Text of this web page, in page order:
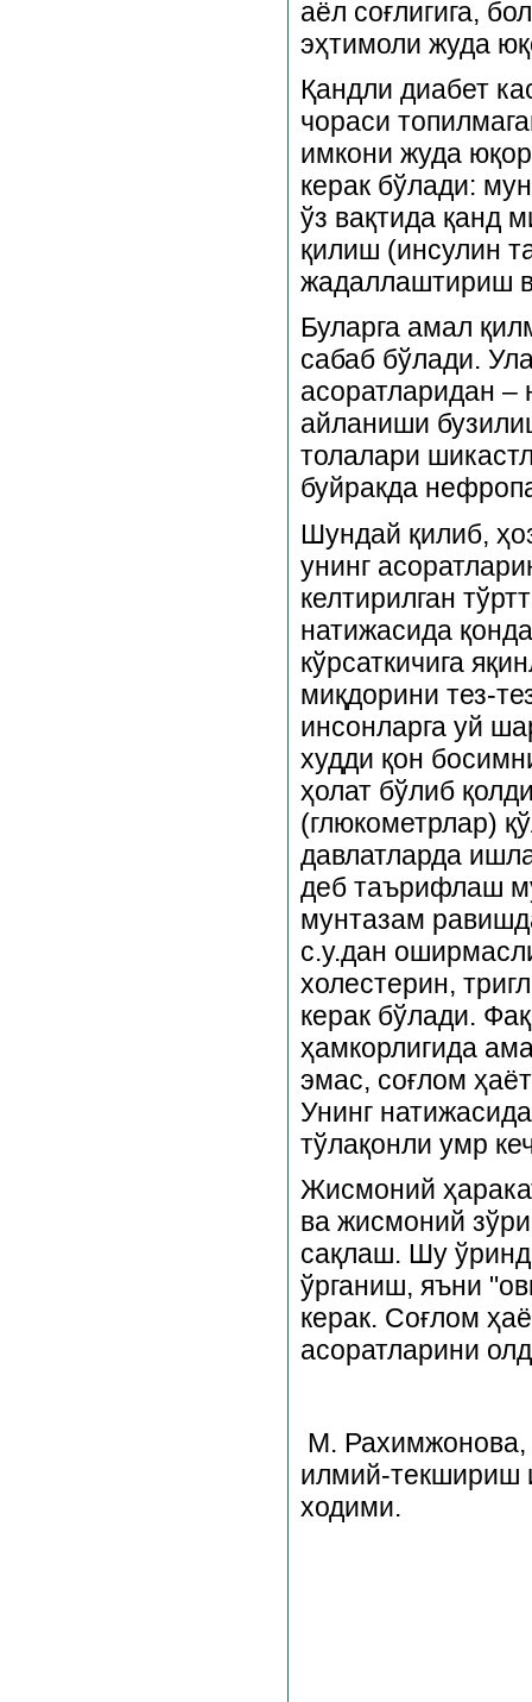
аёл соғлигига,
эҳтимоли жуда
Қандли диабет
чораси
имкони жуда
керак бўлади:
ўз вақтида қанд
қилиш (инсулин
жадаллаштириш
Буларга амал
сабаб бўлади.
асоратларидан –
айланиши
толалари
буйракда
Шундай қилиб,
унинг
келтирилган
натижасида
кўрсаткичига
миқдорини тез-
инсонларга уй
худди қон
ҳолат бўлиб
(глюкометрлар)
давлатларда
деб таърифлаш
мунтазам
с.у.дан
холестерин,
керак бўлади.
ҳамкорлигида
эмас, соғлом
Унинг
тўлақонли умр
Жисмоний
ва жисмоний
сақлаш. Шу
ўрганиш, яъни
керак. Соғлом
асоратларини
М. Рахимжонова,
илмий-текшириш
ходими.